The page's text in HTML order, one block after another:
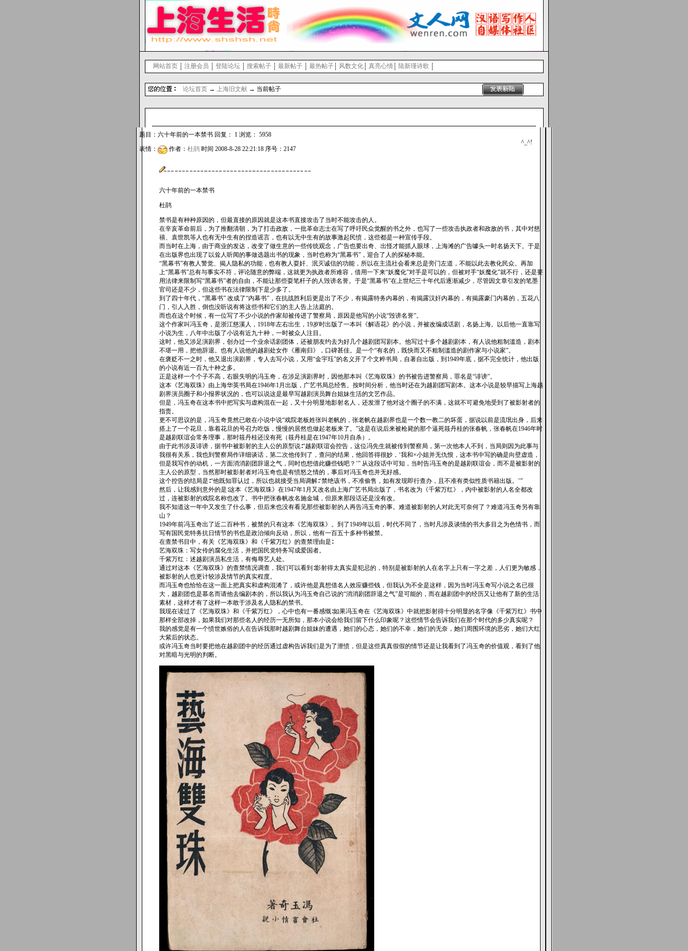
网站首页 注册会员 登陆论坛 搜索帖子 最新帖子 最热帖子 风数文化 真亮心情 陆新瑾诗歌
论坛首页 → 上海旧文献 → 当前帖子
题目：六十年前的一本禁书 回复： 1 浏览： 5958
^_^!
表情：
作者： 杜鹃时间 2008-8-28 22:21:18 序号：2147
六十年前的一本禁书
杜鹃
禁书是有种种原因的，但最直接的原因就是这本书直接攻击了当时不能攻击的人。
在辛亥革命前后，为了推翻清朝，为了打击政敌，一批革命志士在写了呼吁民众觉醒的书之外，也写了一些攻击执政者和政敌的书，其中对慈
禧、袁世凯等人也有无中生有的捏造谣言，也有以无中生有的故事激起民愤，这些都是一种宣传手段。
而当时在上海，由于商业的发达，改变了做生意的一些传统观念，广告也要出奇、出怪才能抓人眼球，上海滩的广告噱头一时名扬天下。于是
在出版界也出现了以耸人听闻的事做选题出书的现象，当时也称为“黑幕书”，迎合了人的探秘本能。
“黑幕书”有教人警觉、揭人隐私的功能，也有教人耍奸、泯灭诚信的功能，所以在主流社会看来总是旁门左道，不能以此去教化民众。再加
上“黑幕书”总有与事实不符，评论随意的弊端，这就更为执政者所难容，借用一下来“妖魔化”对手是可以的，但被对手“妖魔化”就不行，还是要
用法律来限制写“黑幕书”者的自由，不能让那些耍笔杆子的人毁谤名誉。于是“黑幕书”在上世纪三十年代后逐渐减少，尽管因文章引发的笔墨
官司还是不少，但这些书在法律限制下是少多了。
到了四十年代，“黑幕书” 改成了“内幕书”，在抗战胜利后更是出了不少，有揭露特务内幕的，有揭露汉奸内幕的，有揭露豪门内幕的，五花八
门，引人入胜，倒也没听说有将这些书和它们的主人告上法庭的。
而也在这个时候，有一位写了不少小说的作家却被传进了警察局，原因是他写的小说“毁谤名誉”。
这个作家叫冯玉奇，是浙江慈溪人，1918年左右出生，19岁时出版了一本叫《解语花》的小说，并被改编成话剧，名扬上海。以后他一直靠写
小说为生，八年中出版了小说有近九十种，一时被众人注目。
这时，他又涉足演剧界，创办过一个业余话剧团体，还被朋友约去为好几个越剧团写剧本。他写过十多个越剧剧本，有人说他粗制滥造，剧本
不堪一用，把他辞退。也有人说他的越剧处女作《雁南归》，口碑甚佳。是一个“有名的，既快而又不粗制滥造的剧作家与小说家”。
在褒贬不一之时，他又退出演剧界，专人去写小说，又用“金宇珏”的名义开了个文粹书局，自著自出版，到1949年底，据不完全统计，他出版
的小说有近一百九十种之多。
正是这样一个个子不高，右眼失明的冯玉奇，在涉足演剧界时，因他那本叫《艺海双珠》的书被告进警察局，罪名是“诽谤”。
这本《艺海双珠》由上海华英书局在1946年1月出版，广艺书局总经售。按时间分析，他当时还在为越剧团写剧本。这本小说是较早描写上海越
剧界演员圈子和小报界状况的，也可以说这是最早写越剧演员舞台姐妹生活的文艺作品。
但是，冯玉奇在这本书中把写实与虚构混在一起，又十分明显地影射名人，还发泄了他对这个圈子的不满，这就不可避免地受到了被影射者的
指责。
更不可思议的是，冯玉奇竟然已敢在小说中说“戏院老板姓张叫老帆的，张老帆在越剧界也是一个数一教二的坏蛋，据说以前是流氓出身，后来
搭上了一个花旦，靠着花旦的号召力吃饭，慢慢的居然也做起老板来了。”这是在说后来被枪毙的那个逼死筱丹桂的张春帆，张春帆在1946年时
是越剧联谊会常务理事，那时筱丹桂还没有死（筱丹桂是在1947年10月自杀）。
由于此书涉及诽谤，据书中被影射的主人公的原型说∶“越剧联谊会控告，这位冯先生就被传到警察局，第一次他本人不到，当局则因为此事与
我很有关系，我也到警察局作详细谈话，第二次他传到了，查问的结果，他回答得很妙，‘我和×小姐并无仇恨，这本书中写的确是向壁虚造，
但是我写作的动机，一方面消消剧团辞退之气，同时也想借此赚些钱吧？’” 从这段话中可知，当时告冯玉奇的是越剧联谊会，而不是被影射的
主人公的原型，当然那时被影射者对冯玉奇也是有愤怒之情的，事后对冯玉奇也并无好感。
这个控告的结局是∶“他既知罪认过，所以也就接受当局调解∶‘禁绝该书，不准偷售，如有发现即行查办，且不准有类似性质书籍出版。’”
然后，让我感到意外的是∶这本《艺海双珠》在1947年1月又改名由上海广艺书局出版了，书名改为《千紫万红》，内中被影射的人名全都改
过，连被影射的戏院名称也改了。书中把张春帆改名施金城，但原来那段话还是没有改。
我不知道这一年中又发生了什么事，但后来也没有看见那些被影射的人再告冯玉奇的事。难道被影射的人对此无可奈何了？难道冯玉奇另有靠
山？
1949年前冯玉奇出了近二百种书，被禁的只有这本《艺海双珠》。到了1949年以后，时代不同了，当时凡涉及谈情的书大多目之为色情书，而
写有国民党特务抗日情节的书也是政治倾向反动，所以，他有一百五十多种书被禁。
在查禁书目中，有关《艺海双珠》和《千紫万红》的查禁理由是∶
艺海双珠：写女伶的腐化生活，并把国民党特务写成爱国者。
千紫万红：述越剧演员私生活，有侮辱艺人处。
通过对这本《艺海双珠》的查禁情况调查，我们可以看到∶影射得太真实是犯忌的，特别是被影射的人在名字上只有一字之差，人们更为敏感，
被影射的人也更计较涉及情节的真实程度。
而冯玉奇也恰恰在这一面上把真实和虚构混淆了，或许他是真想借名人效应赚些钱，但我认为不全是这样，因为当时冯玉奇写小说之名已很
大，越剧团也是慕名而请他去编剧本的，所以我认为冯玉奇自己说的“消消剧团辞退之气”是可能的，而在越剧团中的经历又让他有了新的生活
素材，这样才有了这样一本敢于涉及名人隐私的禁书。
我现在读过了《艺海双珠》和《千紫万红》，心中也有一番感慨∶如果冯玉奇在《艺海双珠》中就把影射得十分明显的名字像《千紫万红》书中
那样全部改掉，如果我们对那些名人的经历一无所知，那本小说会给我们留下什么印象呢？这些情节会告诉我们在那个时代的多少真实呢？
我的感觉是有一个愤世嫉俗的人在告诉我那时越剧舞台姐妹的遭遇，她们的心态，她们的不幸，她们的无奈，她们周围环境的恶劣，她们大红
大紫后的状态。
或许冯玉奇当时要把他在越剧团中的经历通过虚构告诉我们是为了泄愤，但是这些真真假假的情节还是让我看到了冯玉奇的价值观，看到了他
对黑暗与光明的判断。